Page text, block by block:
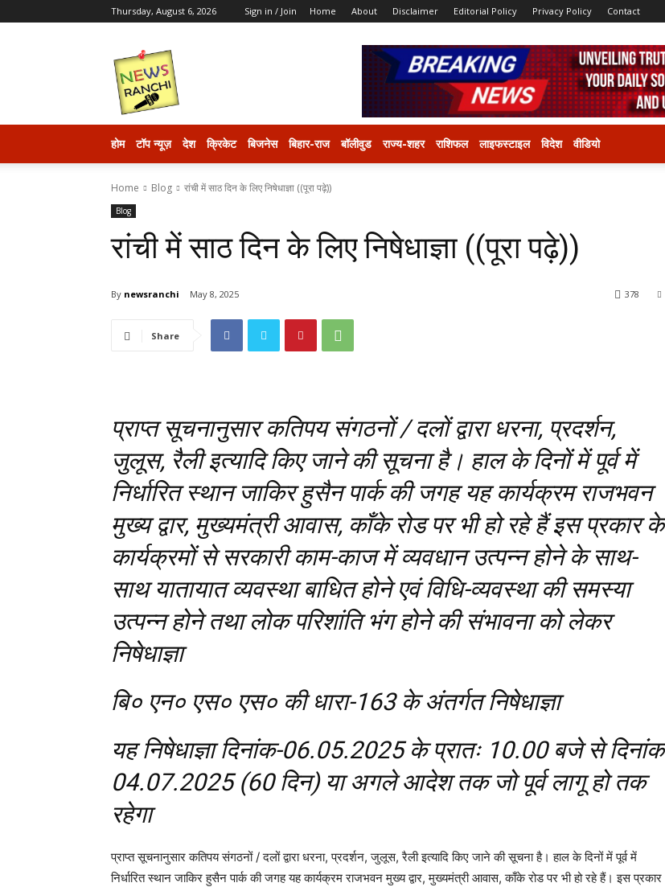
Thursday, August 6, 2026 Sign in / Join Home About Disclaimer Editorial Policy Privacy Policy Contact
होम टॉप न्यूज़ देश क्रिकेट बिजनेस बिहार-राज बॉलीवुड राज्य-शहर राशिफल लाइफस्टाइल विदेश वीडियो
Home Blog रांची में साठ दिन के लिए निषेधाज्ञा ((पूरा पढ़े))
Blog
रांची में साठ दिन के लिए निषेधाज्ञा ((पूरा पढ़े))
By newsranchi May 8, 2025 378
Share
प्राप्त सूचनानुसार कतिपय संगठनों / दलों द्वारा धरना, प्रदर्शन,
जुलूस, रैली इत्यादि किए जाने की सूचना है। हाल के दिनों में पूर्व में
निर्धारित स्थान जाकिर हुसैन पार्क की जगह यह कार्यक्रम राजभवन
मुख्य द्वार, मुख्यमंत्री आवास, काँके रोड पर भी हो रहे हैं इस प्रकार के
कार्यक्रमों से सरकारी काम-काज में व्यवधान उत्पन्न होने के साथ-
साथ यातायात व्यवस्था बाधित होने एवं विधि-व्यवस्था की समस्या
उत्पन्न होने तथा लोक परिशांति भंग होने की संभावना को लेकर
निषेधाज्ञा
बि० एन० एस० एस० की धारा-163 के अंतर्गत निषेधाज्ञा
यह निषेधाज्ञा दिनांक-06.05.2025 के प्रातः 10.00 बजे से दिनांक
04.07.2025 (60 दिन) या अगले आदेश तक जो पूर्व लागू हो तक
रहेगा
प्राप्त सूचनानुसार कतिपय संगठनों / दलों द्वारा धरना, प्रदर्शन, जुलूस, रैली इत्यादि किए जाने की सूचना है। हाल के दिनों में पूर्व में
निर्धारित स्थान जाकिर हुसैन पार्क की जगह यह कार्यक्रम राजभवन मुख्य द्वार, मुख्यमंत्री आवास, काँके रोड पर भी हो रहे हैं। इस प्रकार